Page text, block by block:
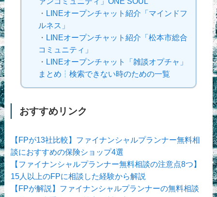
・ LINEオープンチャット紹介「マインドフ
ルネス」
・ LINEオープンチャット紹介「松本市総合
コミュニティ」
・ LINEオープンチャット「雑談オプチャ」
まとめ┆検索できない時のための一覧
おすすめリンク
【FPが13社比較】ファイナンシャルプランナー無料相
談におすすめの保険ショップ4選
【ファイナンシャルプランナー無料相談の注意点8つ】
15人以上のFPに相談した経験から解説
【FPが解説】ファイナンシャルプランナーの無料相談